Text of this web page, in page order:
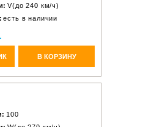
V(до 240 км/ч)
есть в наличии
В КОРЗИНУ
100